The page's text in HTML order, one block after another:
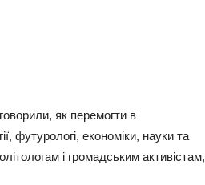
як перемогти в
футурологі, економіки, науки та
і громадським активістам,